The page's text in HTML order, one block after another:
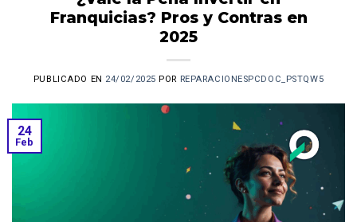
Franquicias? Pros y Contras en
2025
PUBLICADO EN 24/02/2025 POR REPARACIONESPCDOC_PSTQW5
24
Feb